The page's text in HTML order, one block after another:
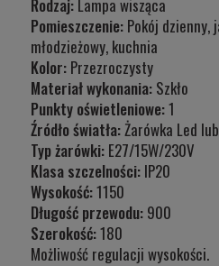
Rodzaj: Lampa wisząca
Pomieszczenie: Pokój dzienny,
młodzieżowy, kuchnia
Kolor: Przezroczysty
Materiał wykonania: Szkło
Punkty oświetleniowe:1
Źródło światła:Żarówka Led
Typ żarówki: E27/15W/230V
Klasa szczelności: IP20
Wysokość:1150
Długość przewodu: 900
Szerokość:180
Możliwość regulacji wysokości.